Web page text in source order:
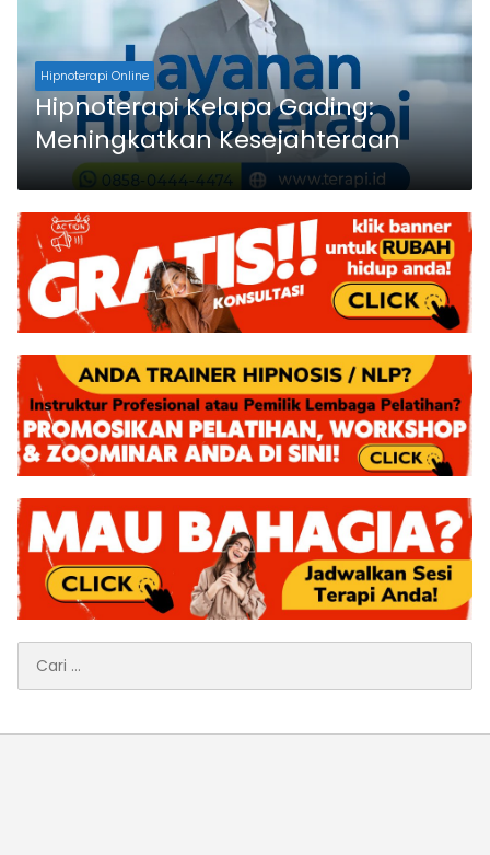
Hipnoterapi Online
Hipnoterapi Kelapa Gading:
Meningkatkan Kesejahteraan
untuk: